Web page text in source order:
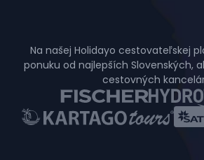
Na našej Holidayo cestovateľskej
ponuku od najlepších Slovenských,
cestovných